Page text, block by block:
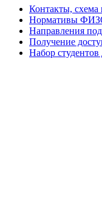
Контакты, схема
Нормативы
Направления
Получение
Набор